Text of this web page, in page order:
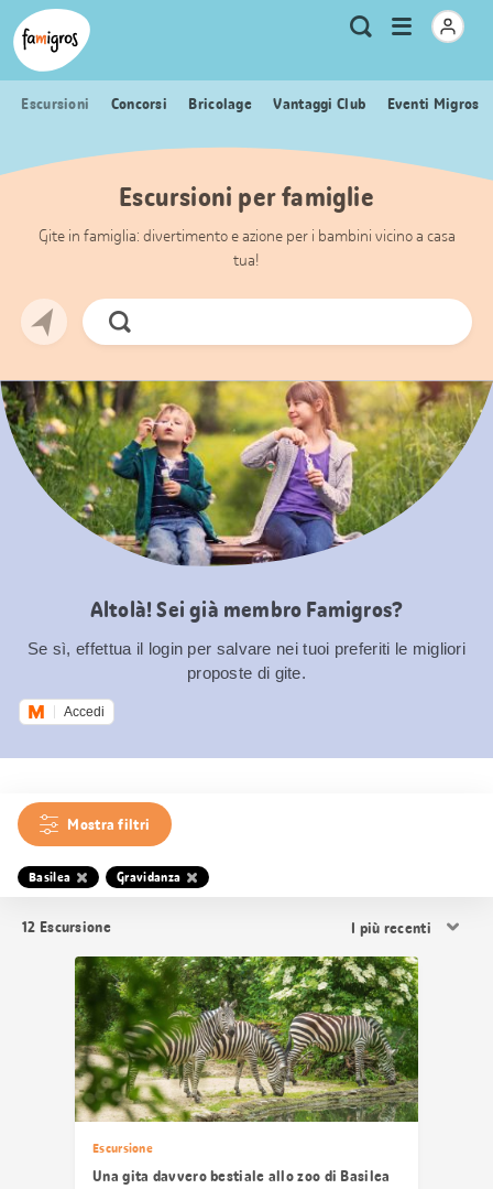
Navigazione
segnalibri
Header
Logo Metanavigazione
Ricerca
Apri
menu
Escursioni Concorsi Bricolage Vantaggi Club Eventi Migros
Escursioni per famiglie
Gite in famiglia: divertimento e azione per i bambini vicino a casa
tua!
Cerca
ora
Altolà! Sei già membro Famigros?
Se sì, effettua il login per salvare nei tuoi preferiti le migliori
proposte di gite.
Accedi
Mostra filtri
Basilea Gravidanza
12 Escursione
i
risultati
Escursione
Una gita davvero bestiale allo zoo di Basilea